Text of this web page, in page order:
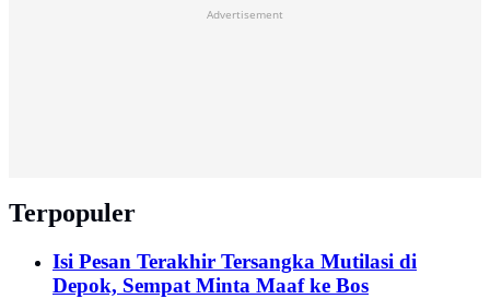
Advertisement
Terpopuler
Isi Pesan Terakhir Tersangka Mutilasi di
Depok, Sempat Minta Maaf ke Bos